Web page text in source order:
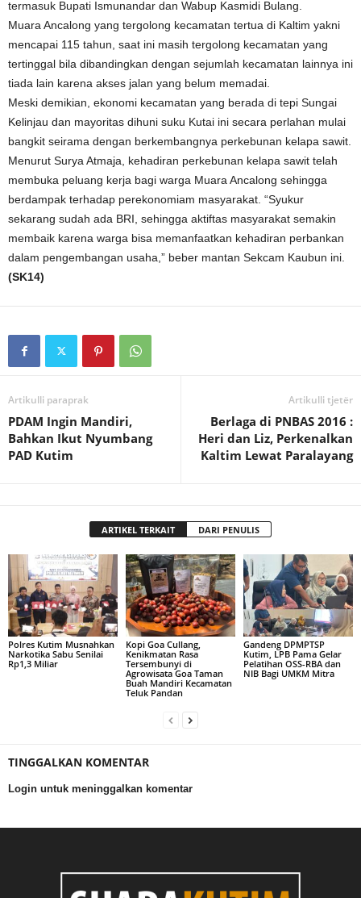
termasuk Bupati Ismunandar dan Wabup Kasmidi Bulang.
Muara Ancalong yang tergolong kecamatan tertua di Kaltim yakni
mencapai 115 tahun, saat ini masih tergolong kecamatan yang
tertinggal bila dibandingkan dengan sejumlah kecamatan lainnya ini
tiada lain karena akses jalan yang belum memadai.
Meski demikian, ekonomi kecamatan yang berada di tepi Sungai
Kelinjau dan mayoritas dihuni suku Kutai ini secara perlahan mulai
bangkit seirama dengan berkembangnya perkebunan kelapa sawit.
Menurut Surya Atmaja, kehadiran perkebunan kelapa sawit telah
membuka peluang kerja bagi warga Muara Ancalong sehingga
berdampak terhadap perekonomiam masyarakat. “Syukur
sekarang sudah ada BRI, sehingga aktiftas masyarakat semakin
membaik karena warga bisa memanfaatkan kehadiran perbankan
dalam pengembangan usaha,” beber mantan Sekcam Kaubun ini.
(SK14)
Artikulli paraprak
PDAM Ingin Mandiri,
Bahkan Ikut Nyumbang
PAD Kutim
Artikulli tjetër
Berlaga di PNBAS 2016 :
Heri dan Liz, Perkenalkan
Kaltim Lewat Paralayang
ARTIKEL TERKAIT DARI PENULIS
Polres Kutim Musnahkan
Narkotika Sabu Senilai
Rp1,3 Miliar
Kopi Goa Cullang,
Kenikmatan Rasa
Tersembunyi di
Agrowisata Goa Taman
Buah Mandiri Kecamatan
Teluk Pandan
Gandeng DPMPTSP
Kutim, LPB Pama Gelar
Pelatihan OSS-RBA dan
NIB Bagi UMKM Mitra
TINGGALKAN KOMENTAR
Login untuk meninggalkan komentar